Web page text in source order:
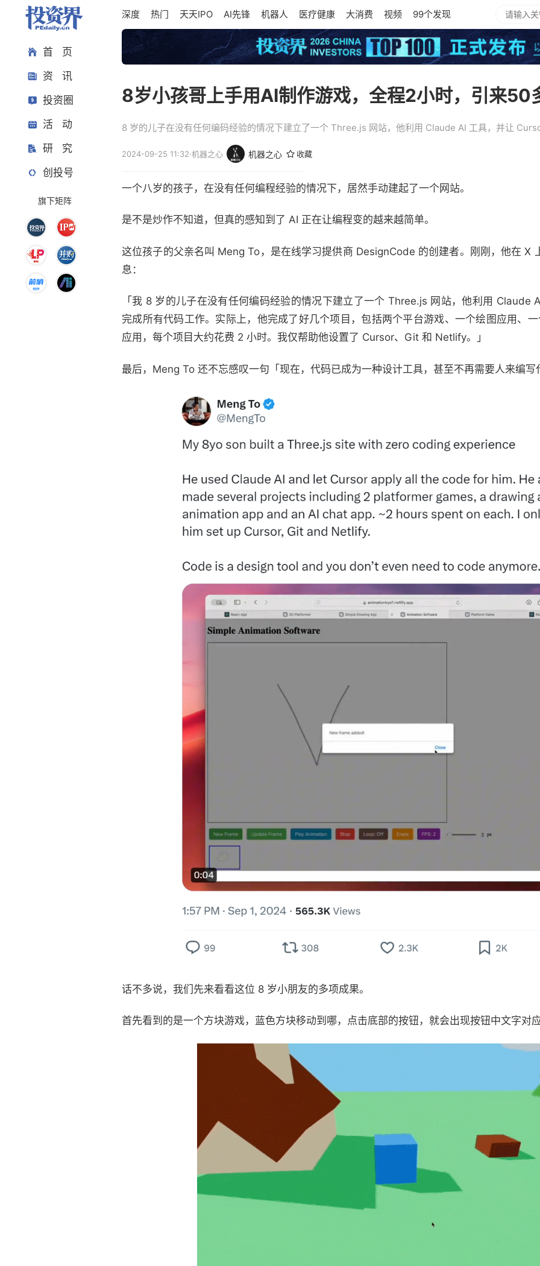
首 页
资 讯
投资圈
活 动
研 究
创投号
旗下矩阵
深度 热门 天天IPO AI先锋 机器人 医疗健康 大消费 视频 99个发现
8岁小孩哥上手用AI制作游戏，全程2小时，引来50
8 岁的儿子在没有任何编码经验的情况下建立了一个 Three.js 网站，他利用 Claude AI 工具，并让
2024-09-25 11:32·机器之心 机器之心 收藏
一个八岁的孩子，在没有任何编程经验的情况下，居然手动建起了一个网站。
是不是炒作不知道，但真的感知到了 AI 正在让编程变的越来越简单。
这位孩子的父亲名叫 Meng To，是在线学习提供商 DesignCode 的创建者。刚刚，他在 X
息：
「我 8 岁的儿子在没有任何编码经验的情况下建立了一个 Three.js 网站，他利用 Claude
完成所有代码工作。实际上，他完成了好几个项目，包括两个平台游戏、一个绘图应用、
应用，每个项目大约花费 2 小时。我仅帮助他设置了 Cursor、Git 和 Netlify。」
最后，Meng To 还不忘感叹一句「现在，代码已成为一种设计工具，甚至不再需要人来编写
话不多说，我们先来看看这位 8 岁小朋友的多项成果。
首先看到的是一个方块游戏，蓝色方块移动到哪，点击底部的按钮，就会出现按钮中文字对